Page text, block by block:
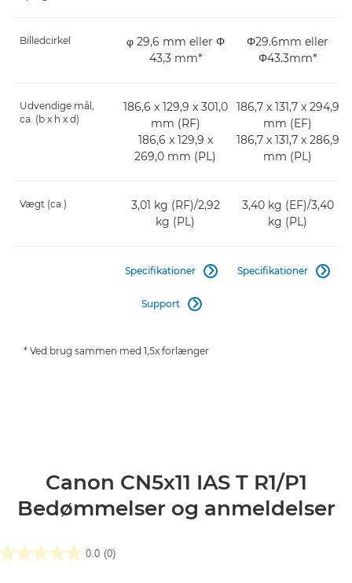
Billedcirkel
φ 29,6 mm eller Φ
43,3 mm*
Φ29.6mm eller
Φ43.3mm*
Udvendige mål,
ca. (b x h x d)
186,6 x 129,9 x 301,0
mm (RF)
186,6 x 129,9 x
269,0 mm (PL)
186,7 x 131,7 x 294,9
mm (EF)
186,7 x 131,7 x 286,9
mm (PL)
Vægt (ca.)
3,01 kg (RF)/2,92
kg (PL)
3,40 kg (EF)/3,40
kg (PL)
Specifikationer 
Support 
Specifikationer 
* Ved brug sammen med 1,5x forlænger
Canon CN5x11 IAS T R1/P1
Bedømmelser og anmeldelser
0.0 (0)
0.0